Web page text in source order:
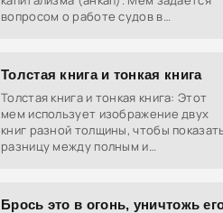
вопросом о работе судов в
Толстая книга и тонкая книга
Толстая книга и тонкая книга: Этот
мем использует изображение двух
книг разной толщины, чтобы
разницу между полным и
Брось это в огонь, уничтожь